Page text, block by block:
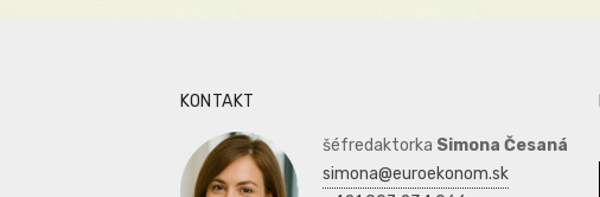
KONTAKT
šéfredaktorka Simona Česaná
simona@euroekonom.sk